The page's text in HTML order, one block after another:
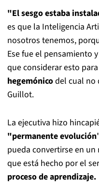
"El sesgo estaba
es que la Inteligencia
nosotros tenemos,
Ese fue el pensamiento
que considerar esto
hegemónicodel cual no
Guillot.
La ejecutiva hizo
"permanente evolución
pueda convertirse en un
que está hecho por el
proceso de aprendizaje.